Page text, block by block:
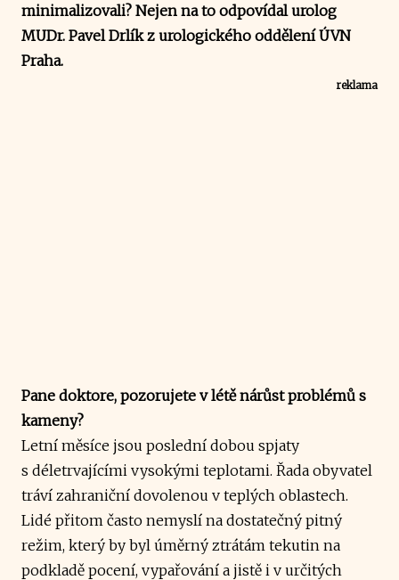
minimalizovali? Nejen na to odpovídal urolog
MUDr. Pavel Drlík z urologického oddělení ÚVN
Praha.
reklama
Pane doktore, pozorujete v létě nárůst problémů s
kameny?
Letní měsíce jsou poslední dobou spjaty
s déletrvajícími vysokými teplotami. Řada obyvatel
tráví zahraniční dovolenou v teplých oblastech.
Lidé přitom často nemyslí na dostatečný pitný
režim, který by byl úměrný ztrátám tekutin na
podkladě pocení, vypařování a jistě i v určitých